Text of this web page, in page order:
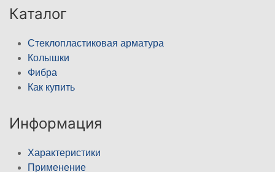
Каталог
Стеклопластиковая арматура
Колышки
Фибра
Как купить
Информация
Характеристики
Применение